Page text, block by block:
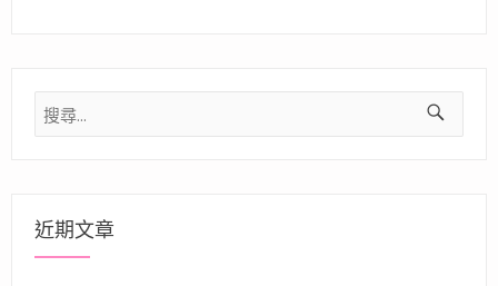
搜
尋
近期文章